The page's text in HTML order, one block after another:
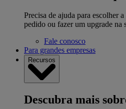
Precisa de ajuda para escolher
pedido ou fazer um upgrade na
Fale conosco
Para grandes empresas
Recursos
Descubra mais